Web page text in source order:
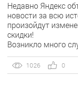
Недавно Яндекс
новости за всю
произойдут
скидки!
Возникло много
Мы инициировали
самостоятельно
1026 0